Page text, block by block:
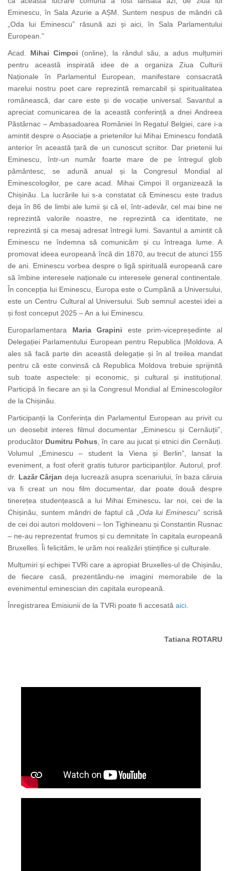
Eminescu, în Sala Azurie a AȘM. Suntem nespus de mândri că
„Oda lui Eminescu” răsună azi și aici, în Sala Parlamentului
European. ”
Acad. Mihai Cimpoi (online), la rândul său, a adus mulțumiri
pentru această inspirată idee de a organiza Ziua Culturii
Naționale în Parlamentul European, manifestare consacrată
marelui nostru poet care reprezintă remarcabil și spiritualitatea
românească, dar care este și de vocație universal. Savantul a
apreciat comunicarea de la această conferință a dnei Andreea
Păstârnac – Ambasadoarea României în Regatul Belgiei, care i-a
amintit despre o Asociație a prietenilor lui Mihai Eminescu fondată
anterior în această țară de un cunoscut scriitor. Dar prietenii lui
Eminescu, într-un număr foarte mare de pe întregul glob
pământesc, se adună anual și la Congresul Mondial al
Eminescologilor, pe care acad. Mihai Cimpoi îl organizează la
Chișinău. La lucrările lui s-a constatat că Eminescu este tradus
deja în 86 de limbi ale lumii și că el, într-adevăr, cel mai bine ne
reprezintă valorile noastre, ne reprezintă ca identitate, ne
reprezintă și ca mesaj adresat întregii lumi. Savantul a amintit că
Eminescu ne îndemna să comunicăm și cu întreaga lume. A
promovat ideea europeană încă din 1870, au trecut de atunci 155
de ani. Eminescu vorbea despre o ligă spirituală europeană care
să îmbine interesele naționale cu interesele general continentale.
În concepția lui Eminescu, Europa este o Cumpănă a Universului,
este un Centru Cultural al Universului. Sub semnul acestei idei a
și fost conceput 2025 – An a lui Eminescu.
Europarlamentara Maria Grapini este prim-vicepreședinte al
Delegației Parlamentului European pentru Republica |Moldova. A
ales să facă parte din această delegație și în al treilea mandat
pentru că este convinsă că Republica Moldova trebuie sprijinită
sub toate aspectele: și economic, și cultural și instituțional.
Participă în fiecare an și la Congresul Mondial al Eminescologilor
de la Chișinău.
Participanții la Conferința din Parlamentul European au privit cu
un deosebit interes filmul documentar „Eminescu și Cernăuții”,
producător Dumitru Pohus , în care au jucat șietnicidin Cernăuți.
Volumul „Eminescu – student la Viena și Berlin”, lansat la
eveniment, a fost oferit gratis tuturor participanților. Autorul, prof.
dr. Lazăr Cârjandeja lucrează asupra scenariului, în baza căruia
va fi creat un nou film documentar, dar poate două despre
tinerețea studențească a lui Mihai Eminescu. Iar noi, cei de la
Chișinău, suntem mândri de faptul că
Oda lui Eminescu” scrisă
de cei doi autori moldoveni – Ion Tighineanu și Constantin Rusnac
– ne-au reprezentat frumos și cu demnitate în capitala europeană
Bruxelles. Îi felicităm, le urăm noi realizări științifice și culturale.
Mulțumiri și echipei TVRi care a apropiat Bruxelles-ul de Chișinău,
de fiecare casă, prezentându-ne imagini memorabile de la
evenimentul eminescian din capitala europeană.
Înregistrarea Emisiunii de la TVRi poate fi accesată aici
Tatiana ROTARU